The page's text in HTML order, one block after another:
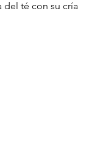
del té con su cría